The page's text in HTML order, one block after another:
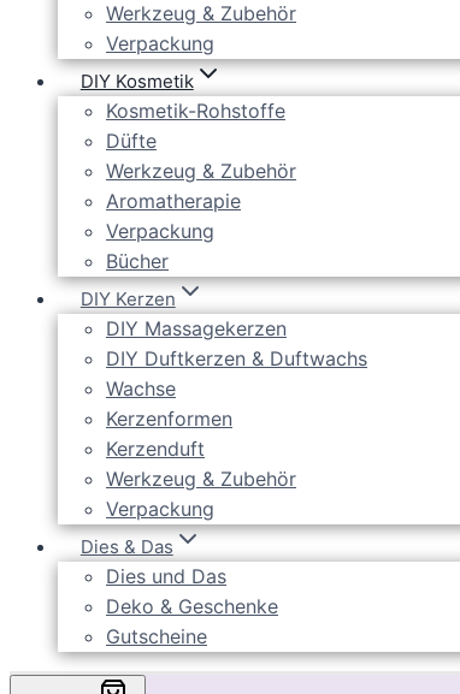
Werkzeug & Zubehör
Verpackung
DIY Kosmetik
Kosmetik-Rohstoffe
Düfte
Werkzeug & Zubehör
Aromatherapie
Verpackung
Bücher
DIY Kerzen
DIY Massagekerzen
DIY Duftkerzen & Duftwachs
Wachse
Kerzenformen
Kerzenduft
Werkzeug & Zubehör
Verpackung
Dies & Das
Dies und Das
Deko & Geschenke
Gutscheine